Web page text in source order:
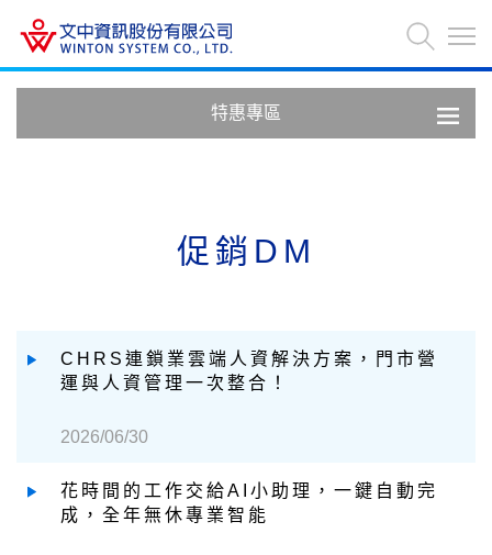
特惠專區
促銷DM
CHRS連鎖業雲端人資解決方案，門市營
運與人資管理一次整合！
2026/06/30
花時間的工作交給AI小助理，一鍵自動完
成，全年無休專業智能